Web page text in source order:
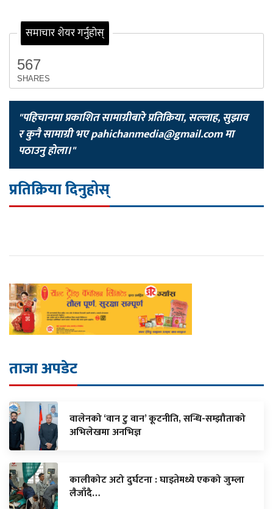
समाचार शेयर गर्नुहोस्
567
SHARES
"पहिचानमा प्रकाशित सामाग्रीबारे प्रतिक्रिया, सल्लाह, सुझाव
र कुनै सामाग्री भएpahichanmedia@gmail.comमा
पठाउनु होला।"
प्रतिक्रिया दिनुहोस्
ताजा अपडेट
वालेनको ‘वान टु वान’ कूटनीति, सन्धि-सम्झौताको
अभिलेखमा अनभिज्ञ
कालीकोट अटो दुर्घटना : घाइतेमध्ये एकको जुम्ला
लैजाँदै…